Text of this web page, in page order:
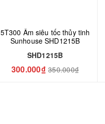
5T300 Ấm siêu tốc thủy tinh
Sunhouse SHD1215B
SHD1215B
300.000₫ 350.000₫